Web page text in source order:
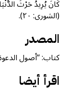
كَانَ يُرِيدُ حَرْثَ
(الشورى: ٢٠).
المصدر
كتاب: “أصول الدعوة”
اقرأ أيضا